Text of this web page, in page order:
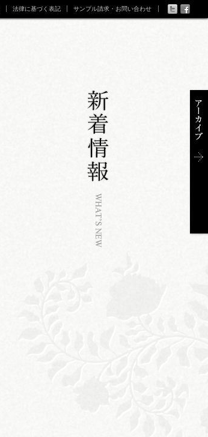
法律に基づく表記 サンプル請求・お問い合わせ